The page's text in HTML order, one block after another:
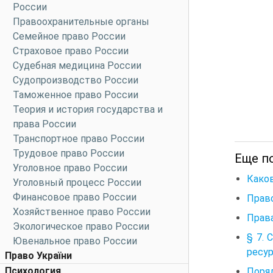
России
Правоохранительные органы
Семейное право России
Страховое право России
Судебная медицина России
Судопроизводство России
Таможенное право России
Теория и история государства и
права России
Транспортное право России
Трудовое право России
Уголовное право России
Уголовный процесс России
Финансовое право России
Хозяйственное право России
Экологическое право России
Ювенальное право России
Право України
Еще
§ 7.